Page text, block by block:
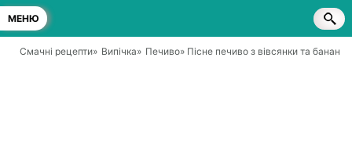
МЕНЮ
Смачні рецепти» Випічка» Печиво» Пісне печиво з вівсянки та банана